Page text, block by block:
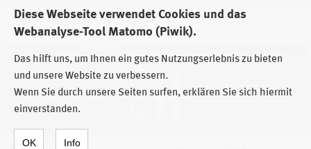
Diese Webseite verwendet Cookies und das
Webanalyse-Tool Matomo (Piwik).
Das hilft uns, um Ihnen ein gutes Nutzungserlebnis zu bieten
und unsere Website zu verbessern.
Wenn Sie durch unsere Seiten surfen, erklären Sie sich hiermit
einverstanden.
OK Info
Zur Auswahl der Einrichtungen der
Stiftung Sächsische Gedenkstätten